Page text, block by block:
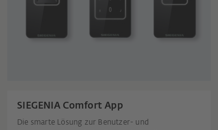
SIEGENIA Comfort App
Die smarte Lösung zur Benutzer- und